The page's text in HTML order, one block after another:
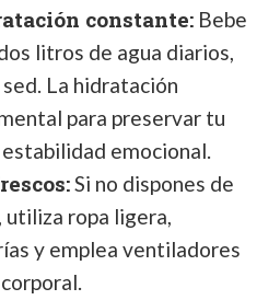
constante: Bebe
litros de agua diarios,
La hidratación
para preservar tu
emocional.
Si no dispones de
utiliza ropa ligera,
y emplea ventiladores